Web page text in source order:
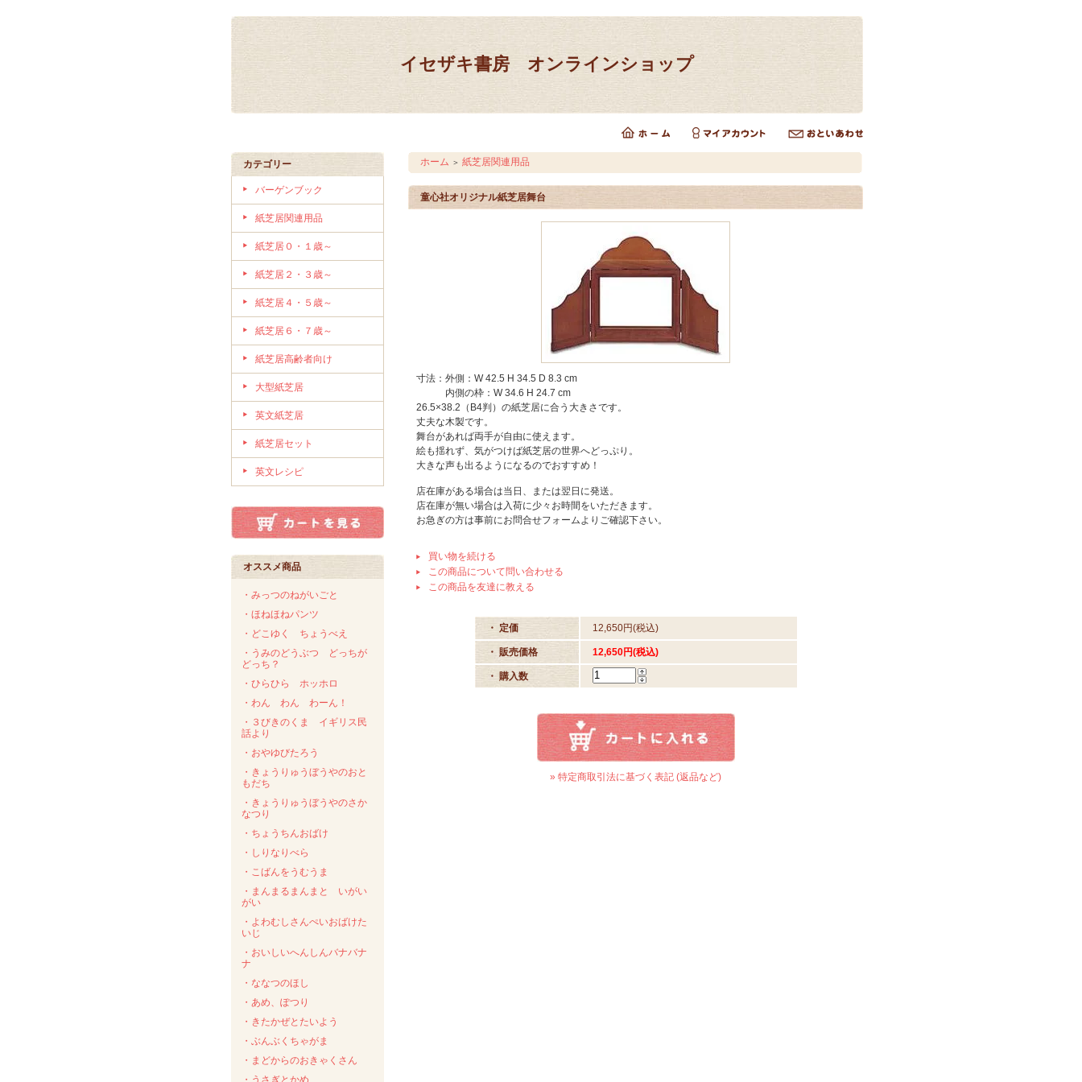
イセザキ書房 オンラインショップ
カテゴリー
バーゲンブック
紙芝居関連用品
紙芝居０・１歳～
紙芝居２・３歳～
紙芝居４・５歳～
紙芝居６・７歳～
紙芝居高齢者向け
大型紙芝居
英文紙芝居
紙芝居セット
英文レシピ
オススメ商品
・みっつのねがいごと
・ほねほねパンツ
・どこゆく ちょうべえ
・うみのどうぶつ どっちが
どっち？
・ひらひら ホッホロ
・わん わん わーん！
・３びきのくま イギリス民
話より
・おやゆびたろう
・きょうりゅうぼうやのおと
もだち
・きょうりゅうぼうやのさか
なつり
・ちょうちんおばけ
・しりなりべら
・こばんをうむうま
・まんまるまんまと いがい
がい
・よわむしさんぺいおばけた
いじ
・おいしいへんしんバナバナ
ナ
・ななつのほし
・あめ、ぽつり
・きたかぜとたいよう
・ぶんぶくちゃがま
・まどからのおきゃくさん
・うさぎとかめ
ホーム ＞ 紙芝居関連用品
童心社オリジナル紙芝居舞台
寸法：外側：W 42.5 H 34.5 D 8.3 cm
内側の枠：W 34.6 H 24.7 cm
26.5×38.2（B4判）の紙芝居に合う大きさです。
丈夫な木製です。
舞台があれば両手が自由に使えます。
絵も揺れず、気がつけば紙芝居の世界へどっぷり。
大きな声も出るようになるのでおすすめ！
店在庫がある場合は当日、または翌日に発送。
店在庫が無い場合は入荷に少々お時間をいただきます。
お急ぎの方は事前にお問合せフォームよりご確認下さい。
買い物を続ける
この商品について問い合わせる
この商品を友達に教える
・ 定価 12,650円(税込)
・ 販売価格 12,650円(税込)
・ 購入数
» 特定商取引法に基づく表記 (返品など)